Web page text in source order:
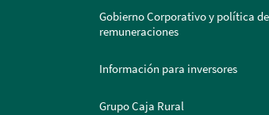
Gobierno Corporativo y política de
remuneraciones
Información para inversores
Grupo Caja Rural